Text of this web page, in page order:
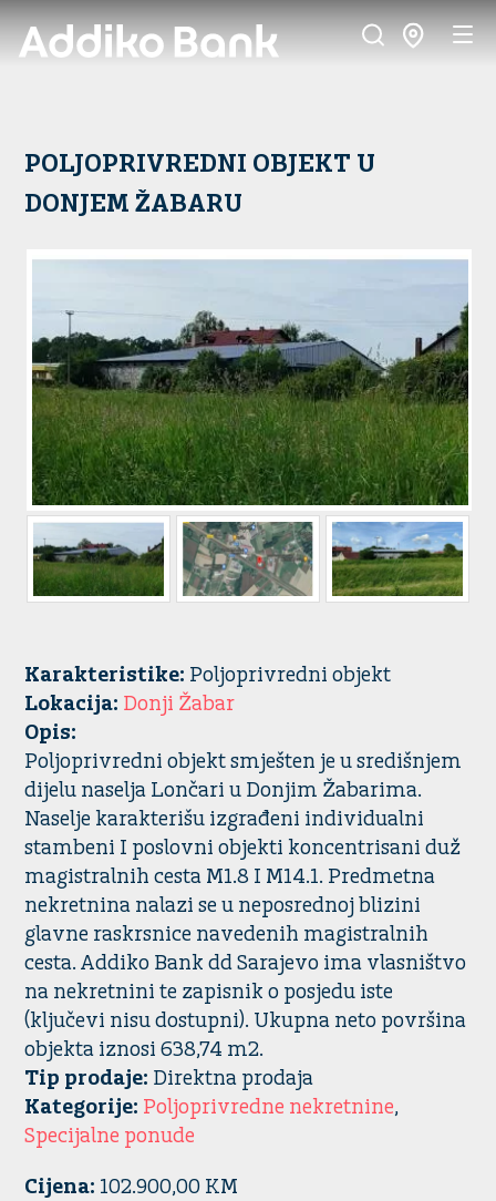
POLJOPRIVREDNI OBJEKT U
DONJEM ŽABARU
Karakteristike: Poljoprivredni objekt
Lokacija: Donji Žabar
Opis:
Poljoprivredni objekt smješten je u središnjem
dijelu naselja Lončari u Donjim Žabarima.
Naselje karakterišu izgrađeni individualni
stambeni I poslovni objekti koncentrisani duž
magistralnih cesta M1.8 I M14.1. Predmetna
nekretnina nalazi se u neposrednoj blizini
glavne raskrsnice navedenih magistralnih
cesta. Addiko Bank dd Sarajevo ima vlasništvo
na nekretnini te zapisnik o posjedu iste
(ključevi nisu dostupni). Ukupna neto površina
objekta iznosi 638,74 m2.
Tip prodaje: Direktna prodaja
Kategorije: Poljoprivredne nekretnine,
Specijalne ponude
Cijena: 102.900,00 KM